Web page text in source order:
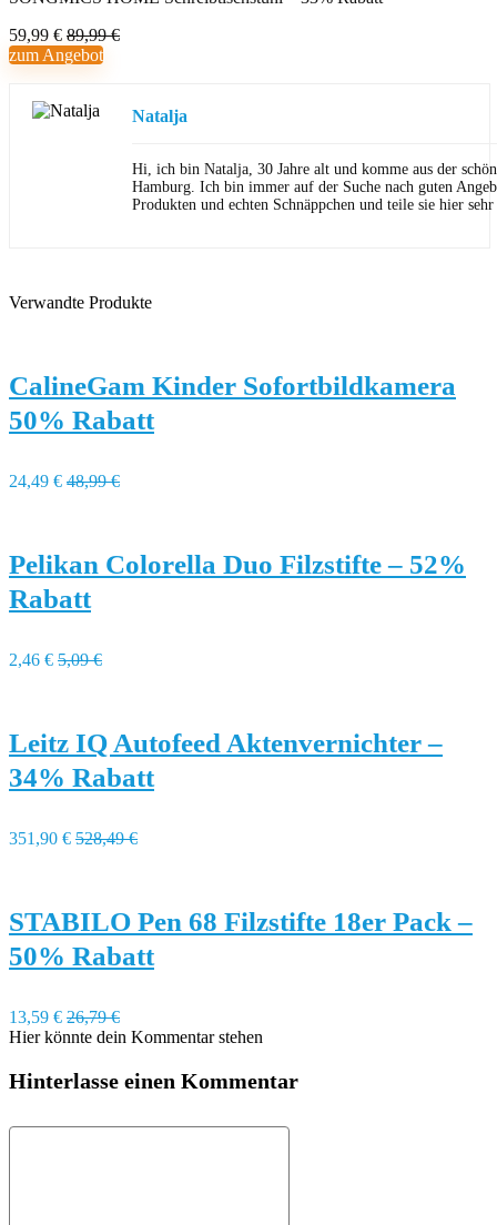
59,99 € 89,99 €
zum Angebot
Natalja
Hi, ich bin Natalja, 30 Jahre alt und komme aus der
Hamburg. Ich bin immer auf der Suche nach guten
Produkten und echten Schnäppchen und teile sie hier
Verwandte Produkte
CalineGam Kinder Sofortbildkamera
50% Rabatt
24,49 € 48,99 €
Pelikan Colorella Duo Filzstifte – 52%
Rabatt
2,46 € 5,09 €
Leitz IQ Autofeed Aktenvernichter –
34% Rabatt
351,90 € 528,49 €
STABILO Pen 68 Filzstifte 18er Pack –
50% Rabatt
13,59 € 26,79 €
Hier könnte dein Kommentar stehen
Hinterlasse einen Kommentar